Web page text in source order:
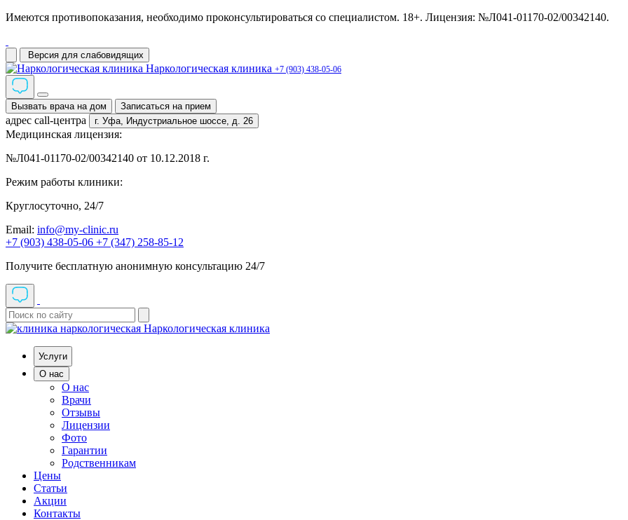
Имеются противопоказания, необходимо проконсультироваться со специалистом. 18+. Лицензия: №Л041-01170-02/00342140.
Версия для слабовидящих
Наркологическая клиника +7 (903) 438-05-06
Вызвать врача на дом Записаться на прием
адрес call-центра г. Уфа, Индустриальное шоссе, д. 26
Медицинская лицензия:
№Л041-01170-02/00342140 от 10.12.2018 г.
Режим работы клиники:
Круглосуточно, 24/7
Email: info@my-clinic.ru
+7 (903) 438-05-06 +7 (347) 258-85-12
Получите бесплатную анонимную консультацию 24/7
Наркологическая клиника
Услуги
О нас
О нас
Врачи
Отзывы
Лицензии
Фото
Гарантии
Родственникам
Цены
Статьи
Акции
Контакты